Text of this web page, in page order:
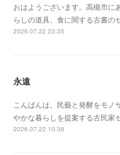
おはようございます。高槻市に
らしの道具、食に関する古書の
2026.07.22 23:35
永遠
こんばんは。民藝と発酵をモノ
やかな暮らしを提案する古民家
2026.07.22 10:38